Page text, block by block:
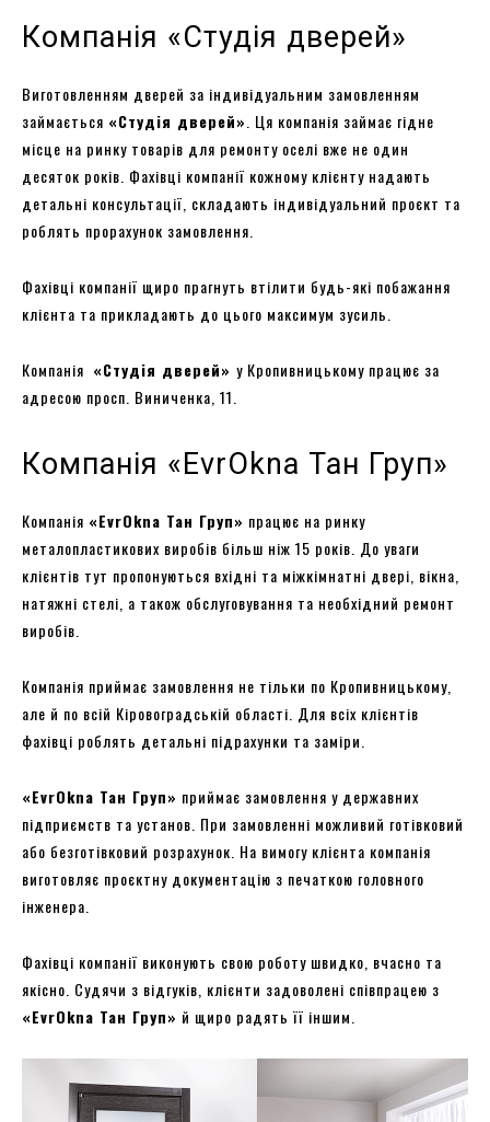
Компанія «Студія дверей»
Виготовленням дверей за індивідуальним замовленням
займається «Студія дверей». Ця компанія займає гідне
місце на ринку товарів для ремонту оселі вже не один
десяток років. Фахівці компанії кожному клієнту надають
детальні консультації, складають індивідуальний проєкт та
роблять прорахунок замовлення.
Фахівці компанії щиро прагнуть втілити будь-які побажання
клієнта та прикладають до цього максимум зусиль.
Компанія «Студія дверей» у Кропивницькому працює за
адресою просп. Виниченка, 11.
Компанія «EvrOkna Тан Груп»
Компанія «EvrOkna Тан Груп» працює на ринку
металопластикових виробів більш ніж 15 років. До уваги
клієнтів тут пропонуються вхідні та міжкімнатні двері, вікна,
натяжні стелі, а також обслуговування та необхідний ремонт
виробів.
Компанія приймає замовлення не тільки по Кропивницькому,
але й по всій Кіровоградській області. Для всіх клієнтів
фахівці роблять детальні підрахунки та заміри.
«EvrOkna Тан Груп» приймає замовлення у державних
підприємств та установ. При замовленні можливий готівковий
або безготівковий розрахунок. На вимогу клієнта компанія
виготовляє проєктну документацію з печаткою головного
інженера.
Фахівці компанії виконують свою роботу швидко, вчасно та
якісно. Судячи з відгуків, клієнти задоволені співпрацею з
«EvrOkna Тан Груп» й щиро радять її іншим.